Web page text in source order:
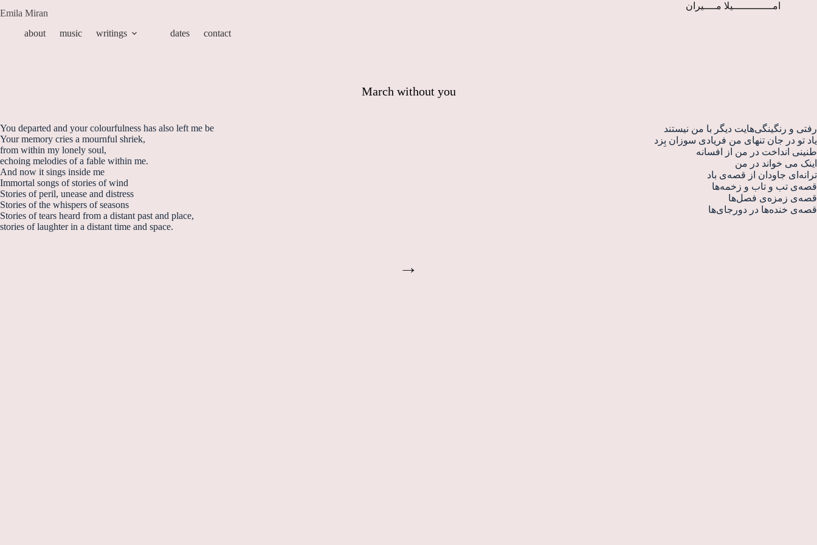
Inhalt
Emila Miran
امـــــــــــــیلا مــــیران
about music writings dates contact
March without you
You departed and your colourfulness has also left me be
Your memory cries a mournful shriek,
from within my lonely soul,
echoing melodies of a fable within me.
And now it sings inside me
Immortal songs of stories of wind
Stories of peril, unease and distress
Stories of the whispers of seasons
Stories of tears heard from a distant past and place,
stories of laughter in a distant time and space.
رفتی و رنگینگی‌هایت دیگر با من نیستند
یاد تو در جان تنهای من فریادی سوزان بِزد
طنینی انداخت در من از افسانه
اینک می خواند در من
ترانه‌ای جاودان از قصه‌ی باد
قصه‌ی تب و تاب و زخمه‌ها
قصه‌ی زمز‌ه‌ی فصل‌ها
قصه‌ی خنده‌ها در دورجای‌ها
→